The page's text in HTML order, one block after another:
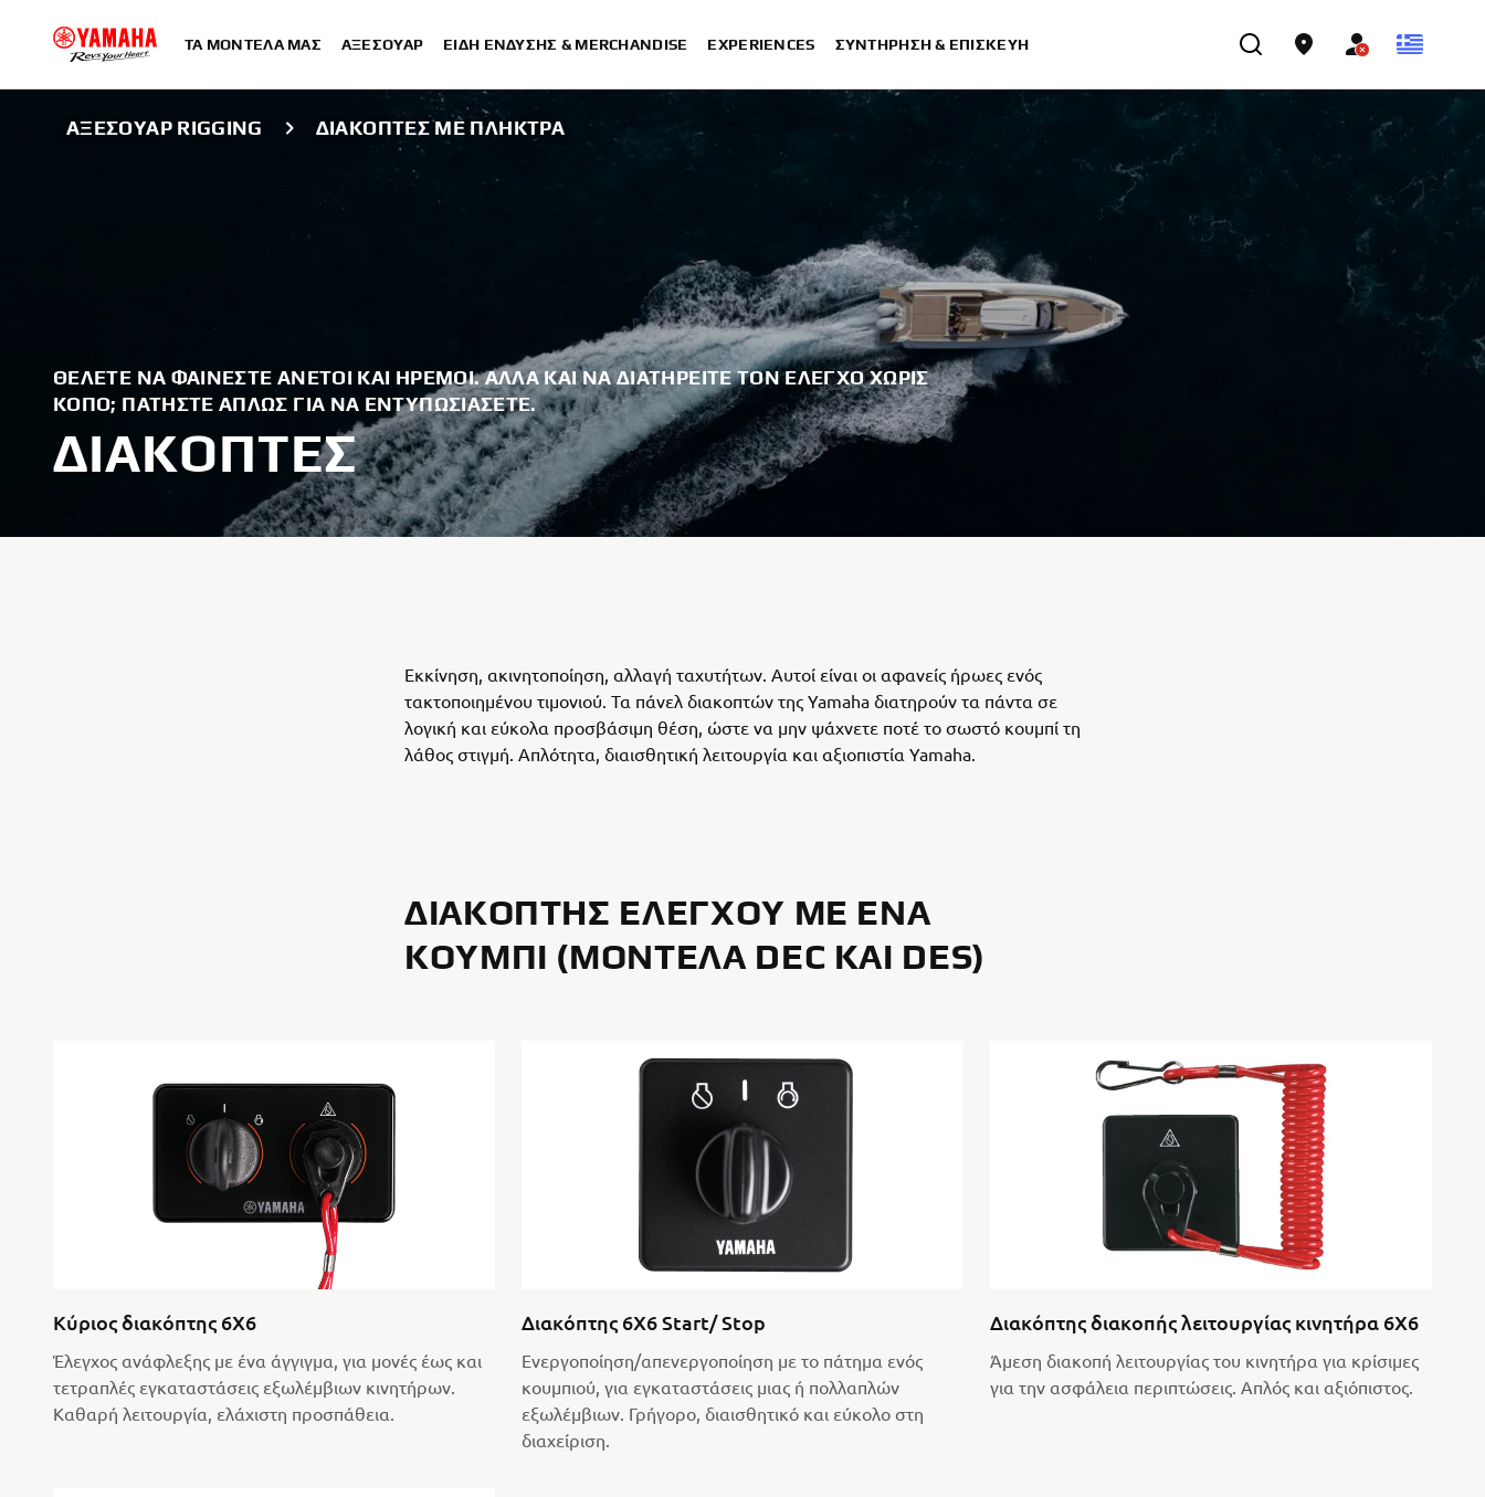
ΤΑ ΜΟΝΤΈΛΑ ΜΑΣ ΑΞΕΣΟΥΆΡ ΕΊΔΗ ΈΝΔΥΣΗΣ & MERCHANDISE EXPERIENCES ΣΥΝΤΉΡΗΣΗ & ΕΠΙΣΚΕΥΉ
ΑΞΕΣΟΥΆΡ RIGGING ΔΙΑΚΌΠΤΕΣ ΜΕ ΠΛΉΚΤΡΑ
ΘΈΛΕΤΕ ΝΑ ΦΑΊΝΕΣΤΕ ΆΝΕΤΟΙ ΚΑΙ ΉΡΕΜΟΙ. ΑΛΛΆ ΚΑΙ ΝΑ ΔΙΑΤΗΡΕΊΤΕ ΤΟΝ ΈΛΕΓΧΟ ΧΩΡΊΣ
ΚΌΠΟ; ΠΑΤΉΣΤΕ ΑΠΛΏΣ ΓΙΑ ΝΑ ΕΝΤΥΠΩΣΙΆΣΕΤΕ.
ΔΙΑΚΌΠΤΕΣ
Εκκίνηση, ακινητοποίηση, αλλαγή ταχυτήτων. Αυτοί είναι οι αφανείς ήρωες ενός
τακτοποιημένου τιμονιού. Τα πάνελ διακοπτών της Yamaha διατηρούν τα πάντα σε
λογική και εύκολα προσβάσιμη θέση, ώστε να μην ψάχνετε ποτέ το σωστό κουμπί τη
λάθος στιγμή. Απλότητα, διαισθητική λειτουργία και αξιοπιστία Yamaha.
ΔΙΑΚΌΠΤΗΣ ΕΛΈΓΧΟΥ ΜΕ ΈΝΑ
ΚΟΥΜΠΊ (ΜΟΝΤΈΛΑ DEC ΚΑΙ DES)
Κύριος διακόπτης 6X6
Έλεγχος ανάφλεξης με ένα άγγιγμα, για μονές έως και
τετραπλές εγκαταστάσεις εξωλέμβιων κινητήρων.
Καθαρή λειτουργία, ελάχιστη προσπάθεια.
Διακόπτης 6X6 Start/ Stop
Ενεργοποίηση/απενεργοποίηση με το πάτημα ενός
κουμπιού, για εγκαταστάσεις μιας ή πολλαπλών
εξωλέμβιων. Γρήγορο, διαισθητικό και εύκολο στη
διαχείριση.
Διακόπτης διακοπής λειτουργίας κινητήρα 6X6
Άμεση διακοπή λειτουργίας του κινητήρα για κρίσιμες
για την ασφάλεια περιπτώσεις. Απλός και αξιόπιστος.